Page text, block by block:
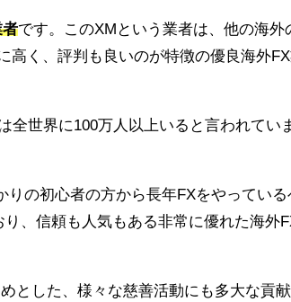
者です。このXMという業者は、他の海外
く、評判も良いのが特徴の優良海外
全世界に100万人以上いると言われてい
の初心者の方から長年FXをやっている
、信頼も人気もある非常に優れた海外
とした、様々な慈善活動にも多大な貢